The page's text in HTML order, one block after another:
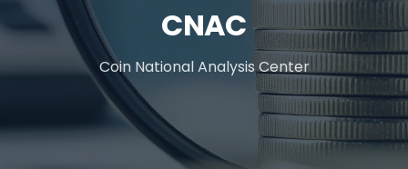
CNAC
Coin National Analysis Center